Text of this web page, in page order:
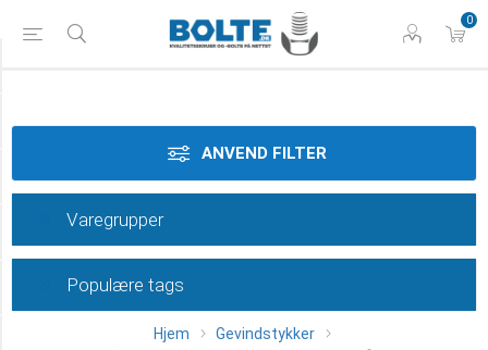
0
Hjem
Gevindstykker
ANVEND FILTER
Længde
Type
Varegrupper
Populære tags